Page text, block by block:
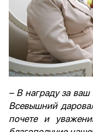
– В награду за
Всевышний
почете и